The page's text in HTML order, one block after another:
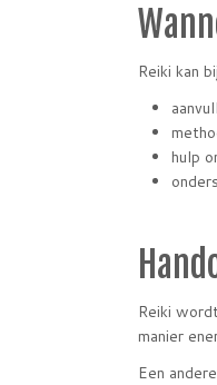
Reiki kan
hulp
Reiki
manier
Een